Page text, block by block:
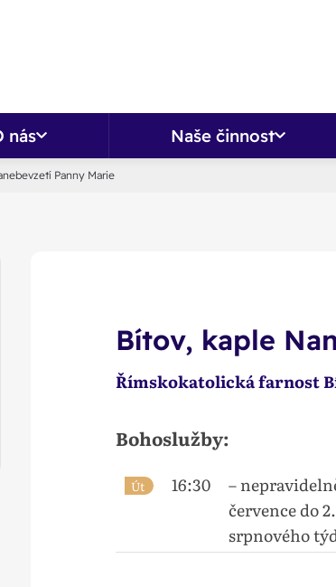
nás Naše činnost
Panny Marie
Bítov, kaple
Římskokatolická farnost
Bohoslužby:
Út 16:30
–
července do 2.
srpnového